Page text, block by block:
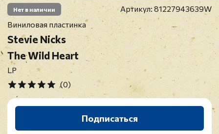
Нет в наличии Артикул: 81227943639W
Виниловая пластинка
Stevie Nicks
The Wild Heart
LP
(0)
Подписаться